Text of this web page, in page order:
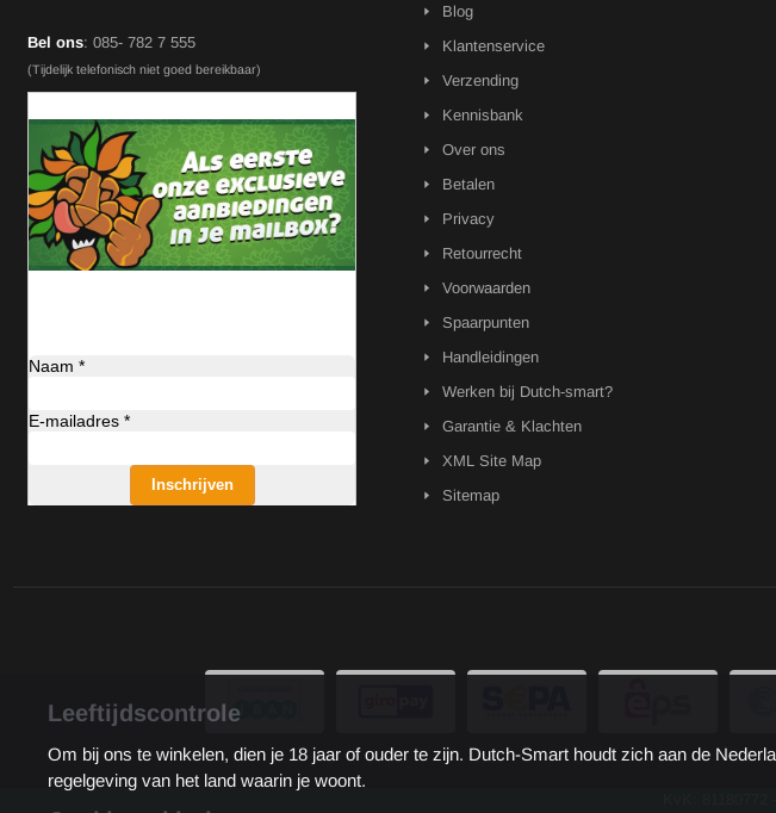
Bel ons: 085- 782 7 555
(Tijdelijk telefonisch niet goed bereikbaar)
Naam *
E-mailadres *
Inschrijven
Blog
Klantenservice
Verzending
Kennisbank
Over ons
Betalen
Privacy
Retourrecht
Voorwaarden
Spaarpunten
Handleidingen
Werken bij Dutch-smart?
Garantie & Klachten
XML Site Map
Sitemap
Leeftijdscontrole
Om bij ons te winkelen, dien je 18 jaar of ouder te zijn. Dutch-Smart houdt zich aan de
regelgeving van het land waarin je woont.